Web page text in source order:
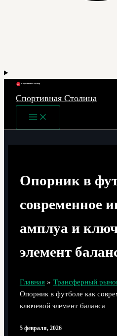
Спортивная Столица
Main
Menu
Опорник в
современное
амплуа и
элемент
Главная
Трансферный
Опорник в футболе как
ключевой элемент баланса
5 февраля, 2026